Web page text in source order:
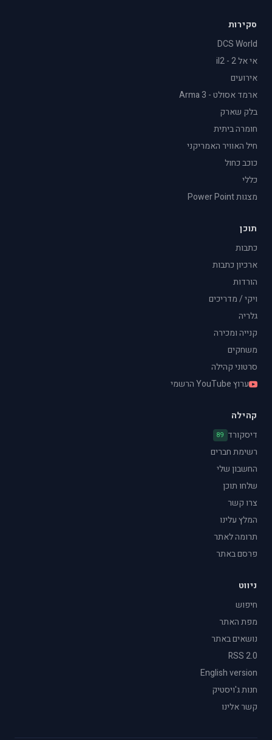
סקירות
DCS World
אי אל 2 - il2
אירועים
ארמד אסולט - Arma 3
בלק שארק
חומרה ביתית
חיל האוויר האמריקני
כוכב כחול
כללי
מצגות Power Point
תוכן
כתבות
ארכיון כתבות
הורדות
ויקי / מדריכים
גלריה
קנייה ומכירה
משחקים
סרטוני קהילה
ערוץ YouTube הרשמי
קהילה
דיסקורד 89
רשימת חברים
החשבון שלי
שלחו תוכן
צרו קשר
המלץ עלינו
תרומה לאתר
פרסם באתר
ניווט
חיפוש
מפת האתר
נושאים באתר
RSS 2.0
English version
חנות ג'ויסטיק
קשר אלינו